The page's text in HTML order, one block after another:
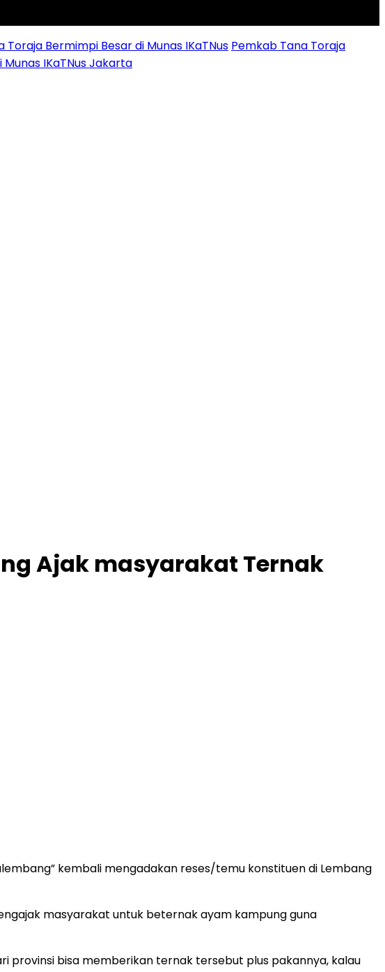
Bermimpi Besar di Munas IKaTNus Pemkab Tana Toraja
IKaTNus Jakarta
Ajak masyarakat Ternak
kembali mengadakan reses/temu konstituen di Lembang
masyarakat untuk beternak ayam kampung guna
provinsi bisa memberikan ternak tersebut plus pakannya, kalau